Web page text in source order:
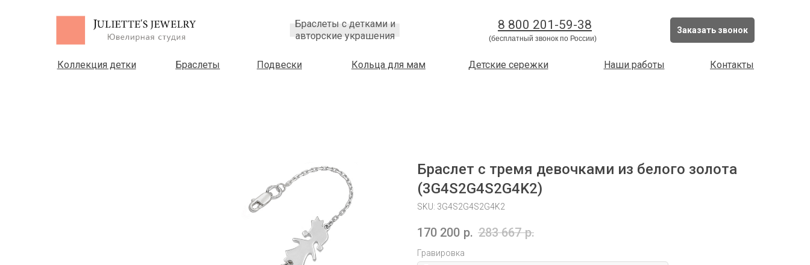
Заказать звонок
8 800 201-59-38
(бесплатный звонок по России)
Браслеты с детками и
авторские украшения
Детские сережки Контакты
Коллекция детки Браслеты Кольца для мам
Подвески Наши работы
Браслет с тремя девочками из белого золота
(3G4S2G4S2G4K2)
SKU: 3G4S2G4S2G4K2
170 200 р. 283 667 р.
Гравировка